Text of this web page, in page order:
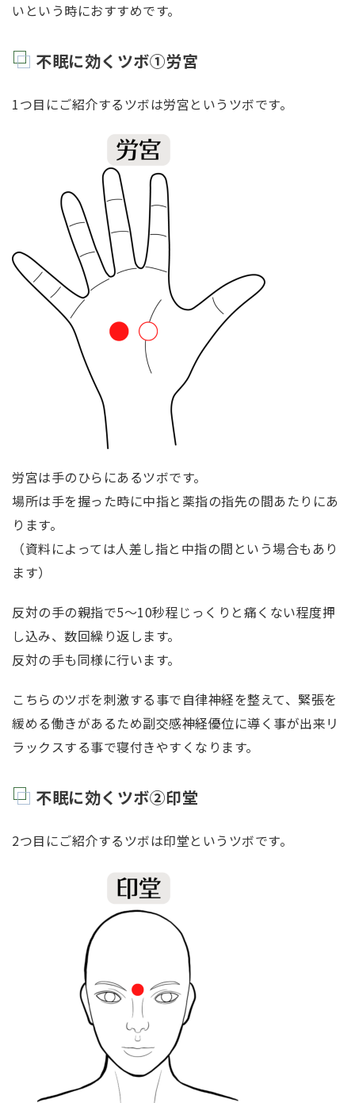
いという時におすすめです。
不眠に効くツボ①労宮
1つ目にご紹介するツボは労宮というツボです。
労宮は手のひらにあるツボです。
場所は手を握った時に中指と薬指の指先の間あたりにあ
ります。
（資料によっては人差し指と中指の間という場合もあり
ます）
反対の手の親指で5〜10秒程じっくりと痛くない程度押
し込み、数回繰り返します。
反対の手も同様に行います。
こちらのツボを刺激する事で自律神経を整えて、緊張を
緩める働きがあるため副交感神経優位に導く事が出来リ
ラックスする事で寝付きやすくなります。
不眠に効くツボ②印堂
2つ目にご紹介するツボは印堂というツボです。